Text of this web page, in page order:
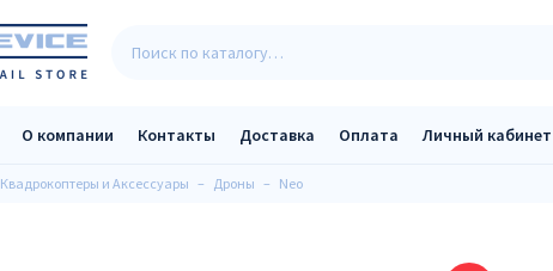
О компании Контакты Доставка Оплата Личный кабинет
Квадрокоптеры и Аксессуары Дроны Neo